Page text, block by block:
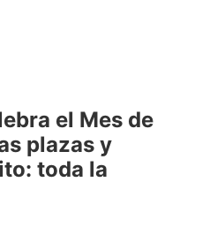
el Mes de
plazas y
toda la